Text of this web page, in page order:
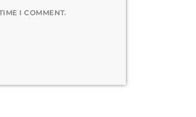
I COMMENT.